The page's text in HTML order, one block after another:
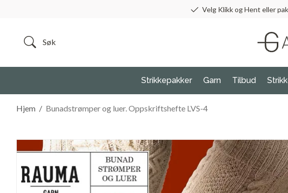
Velg Klikk og Hent eller
Strikkepakker Garn Tilbud
/
Hjem Bunadstrømper og luer. Oppskriftshefte LVS-4